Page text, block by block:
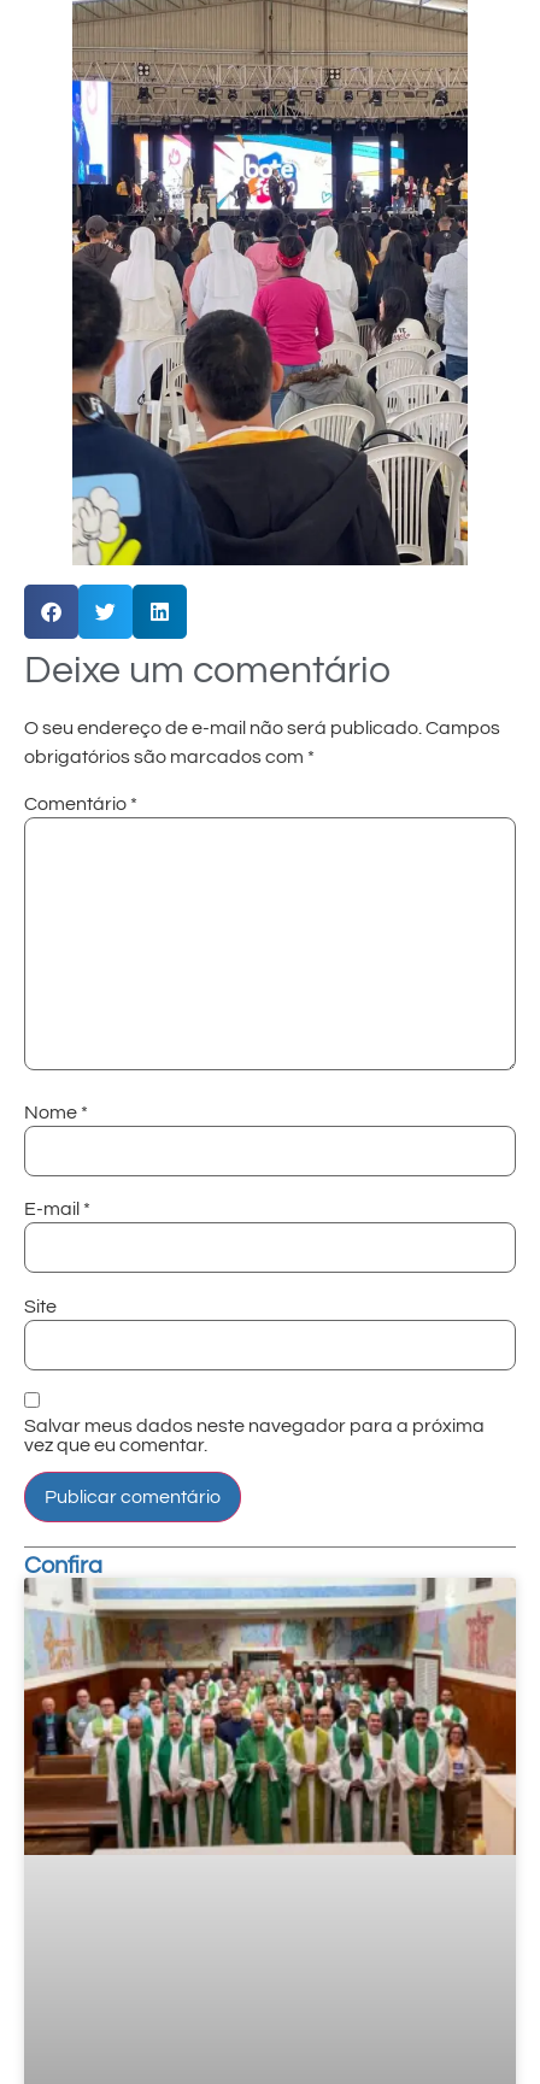
Deixe um comentário
O seu endereço de e-mail não será publicado. Campos
obrigatórios são marcados com *
Comentário *
Nome *
E-mail *
Site
Salvar meus dados neste navegador para a próxima
vez que eu comentar.
Confira